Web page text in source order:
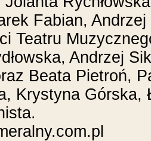
Fabian,
Teatru
Andrzej
Beata Pietroń,
Krystyna Górska,